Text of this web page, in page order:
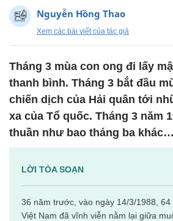
Nguyễn Hồng Thao
Xem các bài viết của tác giả
Tháng 3 mùa con ong đi lấy
thanh bình. Tháng 3 bắt đầu
chiến dịch của Hải quân tới
xa của Tổ quốc. Tháng 3 năm
thuần như bao tháng ba khác…
LỜI TÒA SOẠN
36 năm trước, vào ngày 14/3/1988, 64
Việt Nam đã vĩnh viễn nằm lại giữa